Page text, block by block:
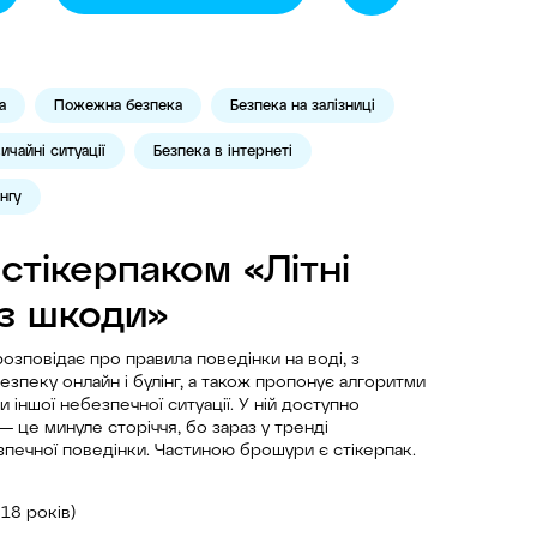
Пожежна безпека Безпека на залізниці
ситуації Безпека в інтернеті
«Літні
шкоди»
про правила поведінки на воді, з
онлайн і булінг, а також пропонує алгоритми
іншої небезпечної ситуації. У ній доступно
минуле сторіччя, бо зараз у тренді
поведінки. Частиною брошури є стікерпак.
років)